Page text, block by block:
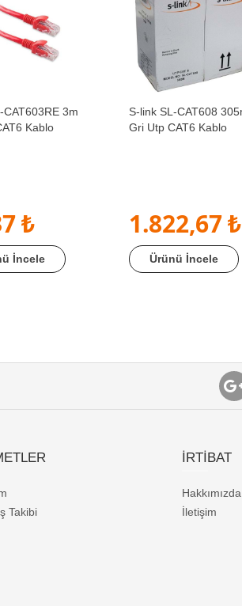
CAT603RE 3m
Kablo
₺
İncele
S-link SL-CAT608
Gri Utp CAT6 Kablo
1.822,67 ₺
Ürünü İncele
Takibi
İRTİBAT
Hakkımızda
İletişim